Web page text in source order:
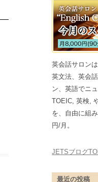
英会話サロン
英文法、英会
ン、英語でニ
TOEIC, 英検,
を、自由に組
円/月。
JETSブログ
最近の投稿